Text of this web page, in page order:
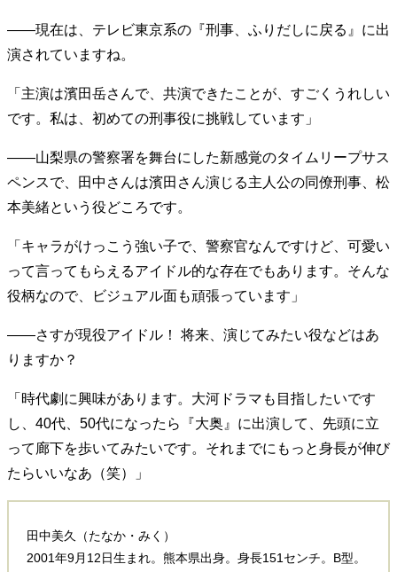
40代からの景色 50代のリアル
美しさの哲学
パートナーとの歩み方
熱狂できるもの
一生モノの愛用品
私を彩るエッセンス
60代のネクストステージ
社会・カルチャー・マネー
地域とつながる/お金との付き合い方
——現在は、テレビ東京系の『刑事、ふりだしに戻る』に出
演されていますね。
「主演は濱田岳さんで、共演できたことが、すごくうれしい
です。私は、初めての刑事役に挑戦しています」
——山梨県の警察署を舞台にした新感覚のタイムリープサス
ペンスで、田中さんは濱田さん演じる主人公の同僚刑事、松
本美緒という役どころです。
「キャラがけっこう強い子で、警察官なんですけど、可愛い
って言ってもらえるアイドル的な存在でもあります。そんな
役柄なので、ビジュアル面も頑張っています」
——さすが現役アイドル！ 将来、演じてみたい役などはあ
りますか？
「時代劇に興味があります。大河ドラマも目指したいです
し、40代、50代になったら『大奥』に出演して、先頭に立
って廊下を歩いてみたいです。それまでにもっと身長が伸び
たらいいなあ（笑）」
田中美久（たなか・みく）
2001年9月12日生まれ。熊本県出身。身長151センチ。B型。